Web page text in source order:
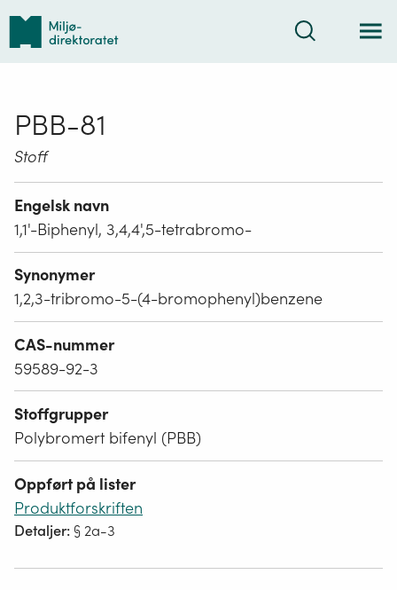
Tilbake
forsiden
Søk
PBB-81
Stoff
Engelsk navn
1,1'-Biphenyl, 3,4,4',5-tetrabromo-
Synonymer
1,2,3-tribromo-5-(4-bromophenyl)benzene
CAS-nummer
59589-92-3
Stoffgrupper
Polybromert bifenyl (PBB)
Oppført på lister
Produktforskriften
Detaljer: § 2a-3